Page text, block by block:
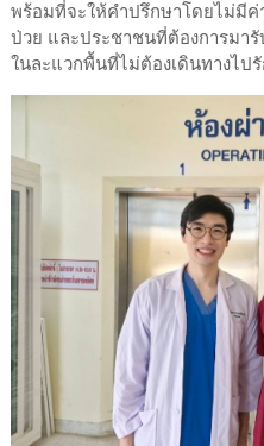
พร้อมที่จะให้คำปรึกษาโดยไม่มีค่
ป่วย และประชาชนที่ต้องการมา
ในละแวกพื้นที่ไม่ต้องเดินทางไป